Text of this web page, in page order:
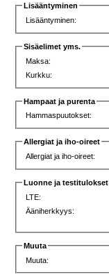
Lisääntyminen
Lisääntyminen:
Sisäelimet yms.
Maksa:
Kurkku:
Hampaat ja purenta
Hammaspuutokset:
Allergiat ja iho-oireet
Allergiat ja iho-oireet:
Luonne ja testitulokset
LTE:
Ääniherkkyys:
Muuta
Muuta: